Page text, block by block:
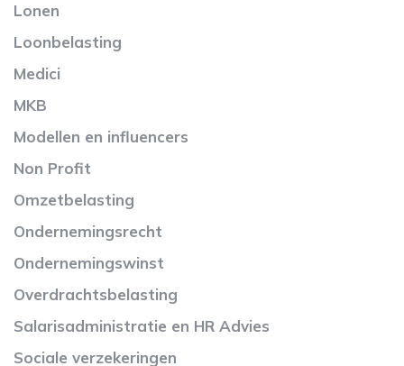
Lonen
Loonbelasting
Medici
MKB
Modellen en influencers
Non Profit
Omzetbelasting
Ondernemingsrecht
Ondernemingswinst
Overdrachtsbelasting
Salarisadministratie en HR Advies
Sociale verzekeringen